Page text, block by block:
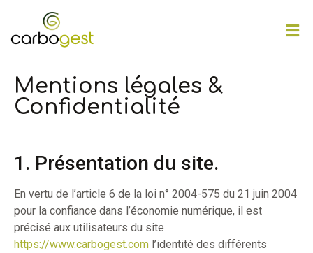
Mentions légales &
Confidentialité
1. Présentation du site.
En vertu de l’article 6 de la loi n° 2004-575 du 21 juin 2004
pour la confiance dans l’économie numérique, il est
précisé aux utilisateurs du site
https://www.carbogest.com l’identité des différents